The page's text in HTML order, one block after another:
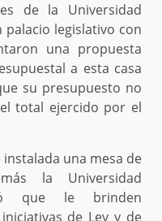
de la Universidad
legislativo con
una propuesta
a esta casa
su presupuesto no
total ejercido por el
instalada una mesa de
la Universidad
que le brinden
de Ley y de